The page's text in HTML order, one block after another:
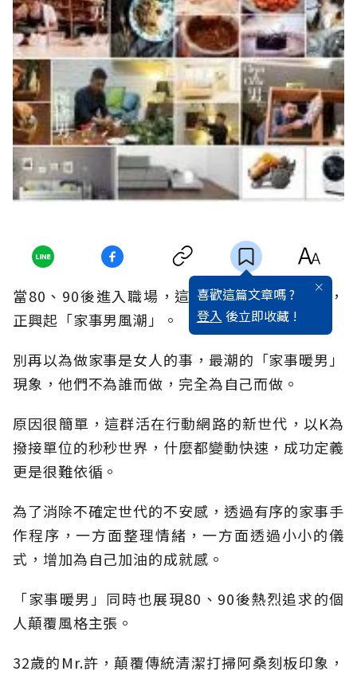
喜歡這篇文章嗎 ?
登入 後立即收藏 !
當80、90後進入職場，這些25~35歲的新世代，
正興起「家事男風潮」。
別再以為做家事是女人的事，最潮的「家事暖男」
現象，他們不為誰而做，完全為自己而做。
原因很簡單，這群活在行動網路的新世代，以K為
撥接單位的秒秒世界，什麼都變動快速，成功定義
更是很難依循。
為了消除不確定世代的不安感，透過有序的家事手
作程序，一方面整理情緒，一方面透過小小的儀
式，增加為自己加油的成就感。
「家事暖男」同時也展現80、90後熱烈追求的個
人顛覆風格主張。
32歲的Mr.許，顛覆傳統清潔打掃阿桑刻板印象，